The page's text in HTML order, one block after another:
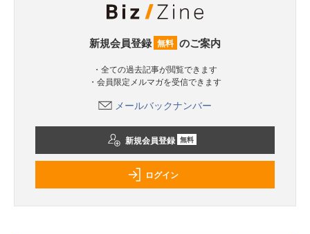
新規会員登録 無料 のご案内
・全ての過去記事が閲覧できます
・会員限定メルマガを受信できます
メールバックナンバー
新規会員登録 無料
ログイン